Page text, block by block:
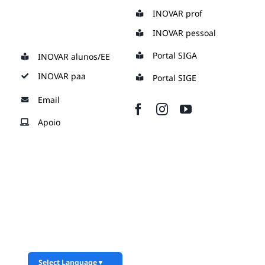
content
INOVAR prof
INOVAR pessoal
INOVAR alunos/EE
INOVAR paa
Portal SIGA
Portal SIGE
Email
Apoio
Select Language▼